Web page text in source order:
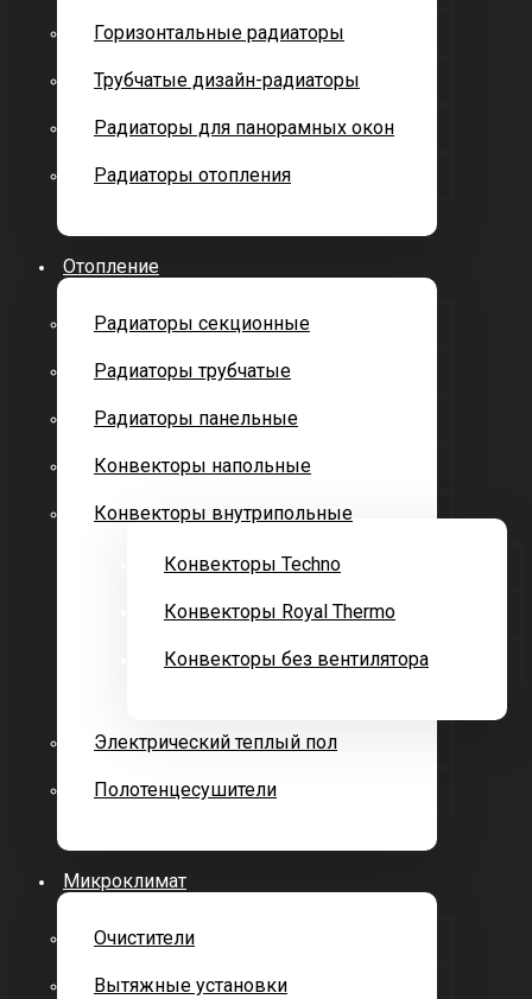
Горизонтальные радиаторы
Трубчатые дизайн-радиаторы
Радиаторы для панорамных окон
Радиаторы отопления
Отопление
Радиаторы секционные
Радиаторы трубчатые
Радиаторы панельные
Конвекторы напольные
Конвекторы внутрипольные
Конвекторы Techno
Конвекторы Royal Thermo
Конвекторы без вентилятора
Электрический теплый пол
Полотенцесушители
Микроклимат
Очистители
Вытяжные установки